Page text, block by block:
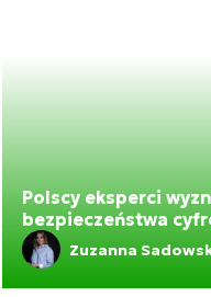
Polscy eksperci
bezpieczeństwa
Zuzanna